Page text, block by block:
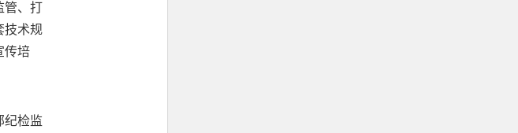
管、打
技术规
传培
纪检监